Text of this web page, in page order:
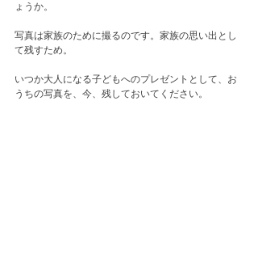
ょうか。
写真は家族のために撮るのです。家族の思い出とし
て残すため。
いつか大人になる子どもへのプレゼントとして、お
うちの写真を、今、残しておいてください。